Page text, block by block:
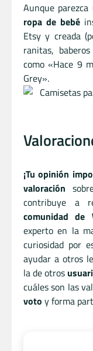
Aunque
ropa de bebé
Etsy y creada
ranitas,
como «Hace 9
Grey».
¡Tu opinión
valoración
contribuye a
comunidad de
experto en la
curiosidad por
ayudar a otros
la de otros
cuáles son las
voto y forma